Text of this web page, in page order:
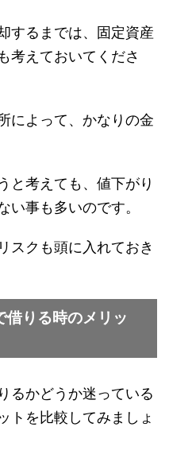
するまでは、固定資産
考えておいてくださ
によって、かなりの金
と考えても、値下がり
い事も多いのです。
スクも頭に入れておき
借りる時のメリッ
るかどうか迷っている
トを比較してみましょ